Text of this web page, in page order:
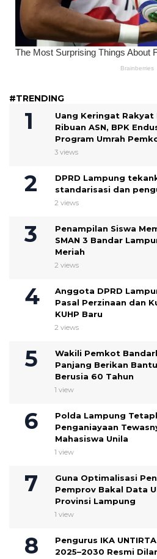
#TRENDING
Uang Keringat Rakyat
Ribuan ASN, BPK
Program Umrah
3 views
DPRD Lampung
standarisasi dan
2 views
Penampilan Siswa
SMAN 3 Bandar
Meriah
2 views
Anggota DPRD
Pasal Perzinaan dan
KUHP Baru
2 views
Wakili Pemkot
Panjang Berikan
Berusia 60 Tahun
1 view
Polda Lampung
Penganiayaan
Mahasiswa Unila
1 view
Guna Optimalisasi
Pemprov Bakal Data
Provinsi Lampung
1 view
Pengurus IKA
2025–2030 Resmi